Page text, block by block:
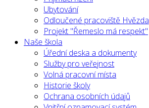
Ubytování
Odloučené pracoviště Hvězda
Projekt "Řemeslo má respekt"
Naše škola
Úřední deska a dokumenty
Služby pro veřejnost
Volná pracovní místa
Historie školy
Ochrana osobních údajů